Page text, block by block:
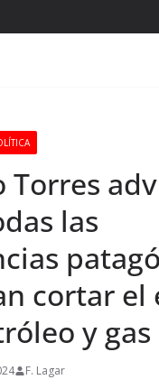
Torres
las
cortar el
y gas
F. Lagar